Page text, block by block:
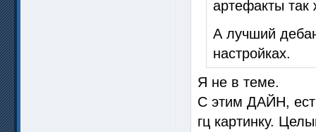
артефакты
А лучший
настройках.
Я не в теме.
С этим ДАЙН,
гц картинку.